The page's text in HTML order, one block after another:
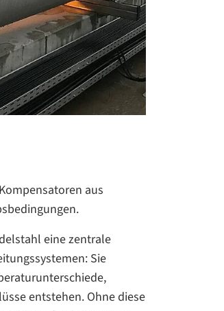
aus
eine zentrale
Sie
entstehen. Ohne diese